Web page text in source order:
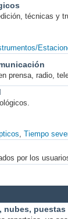
técnicas y
prensa, radio,
Tiempo
por los
nubes,